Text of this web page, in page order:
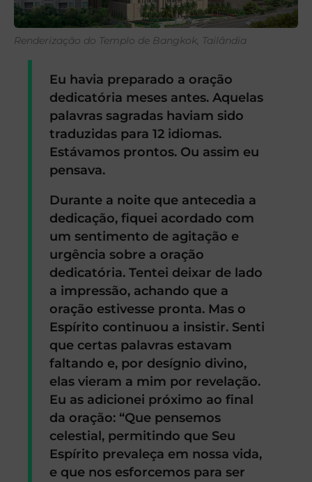
Renderização do Templo de Bangkok, Tailândia
Eu havia preparado a oração
dedicatória meses antes. Aquelas
palavras sagradas haviam sido
traduzidas para 12 idiomas.
Estávamos prontos. Ou assim eu
pensava.
Durante a noite que antecedia a
dedicação, fiquei acordado com
um sentimento de agitação e
urgência sobre a oração
dedicatória. Tentei deixar de lado
a impressão, achando que a
oração estivesse pronta. Mas o
Espírito continuou a insistir. Senti
que certas palavras estavam
faltando e, por desígnio divino,
elas vieram a mim por revelação.
Eu as adicionei próximo ao final
da oração: “Que pensemos
celestial, permitindo que Seu
Espírito prevaleça em nossa vida,
e que nos esforcemos para ser